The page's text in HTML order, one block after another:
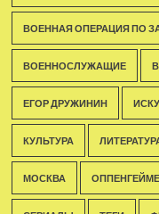
ВОЕННАЯ ОПЕРАЦИЯ ПО
ВОЕННОСЛУЖАЩИЕ
ЕГОР ДРУЖИНИН
КУЛЬТУРА
МОСКВА